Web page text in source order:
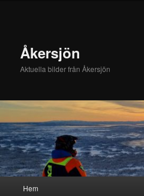
innehållÅkersjön
Aktuella bilder från Åkersjön
Hem